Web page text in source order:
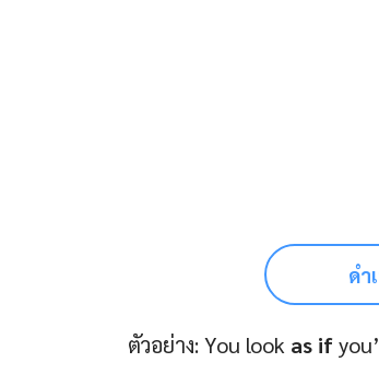
ดำ
ตัวอย่าง: You look as if